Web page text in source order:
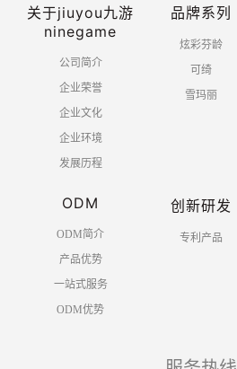
关于jiuyou九游
ninegame
公司简介
企业荣誉
企业文化
企业环境
发展历程
品牌系列
炫彩芬龄
可绮
雪玛丽
ODM
ODM简介
产品优势
一站式服务
ODM优势
创新研发
专利产品